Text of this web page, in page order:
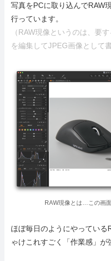
写真をPCに取り込んでRAW
行っています。
（RAW現像というのは、要
を編集してJPEG画像として
RAW現像とは…この画
ほぼ毎日のようにやっている
ゃけこれすごく「作業感」